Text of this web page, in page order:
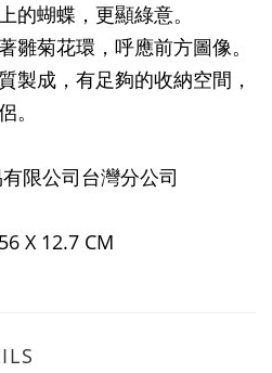
的蝴蝶，更顯綠意。
雛菊花環，呼應前方圖像。
製成，有足夠的收納空間，
。
限公司台灣分公司
X 12.7 CM